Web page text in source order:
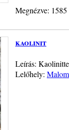
Megnézve:
kaolinit
Leírás:
Lelőhely: